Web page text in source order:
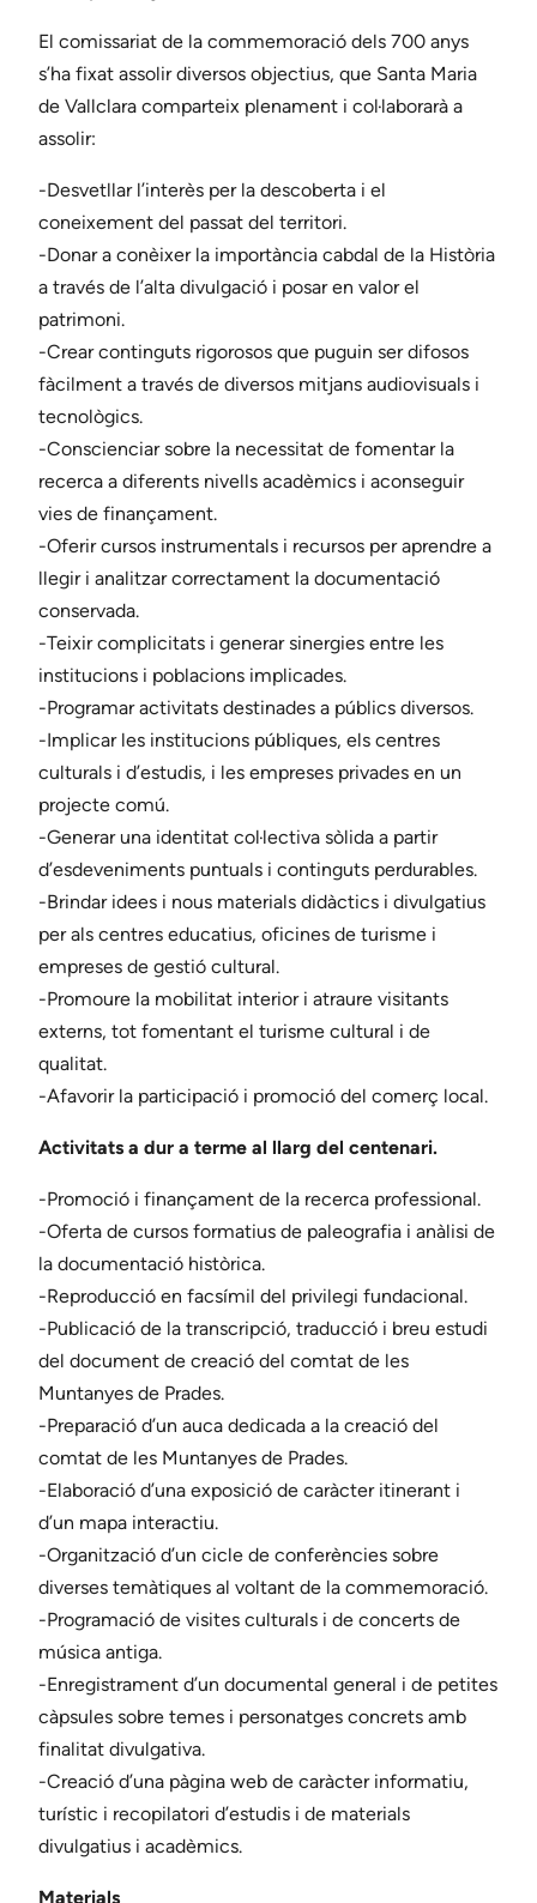
El comissariat de la commemoració dels 700 anys
s’ha fixat assolir diversos objectius, que Santa Maria
de Vallclara comparteix plenament i col·laborarà a
assolir:
-Desvetllar l’interès per la descoberta i el
coneixement del passat del territori.
-Donar a conèixer la importància cabdal de la Història
a través de l’alta divulgació i posar en valor el
patrimoni.
-Crear continguts rigorosos que puguin ser difosos
fàcilment a través de diversos mitjans audiovisuals i
tecnològics.
-Conscienciar sobre la necessitat de fomentar la
recerca a diferents nivells acadèmics i aconseguir
vies de finançament.
-Oferir cursos instrumentals i recursos per aprendre a
llegir i analitzar correctament la documentació
conservada.
-Teixir complicitats i generar sinergies entre les
institucions i poblacions implicades.
-Programar activitats destinades a públics diversos.
-Implicar les institucions públiques, els centres
culturals i d’estudis, i les empreses privades en un
projecte comú.
-Generar una identitat col·lectiva sòlida a partir
d’esdeveniments puntuals i continguts perdurables.
-Brindar idees i nous materials didàctics i divulgatius
per als centres educatius, oficines de turisme i
empreses de gestió cultural.
-Promoure la mobilitat interior i atraure visitants
externs, tot fomentant el turisme cultural i de
qualitat.
-Afavorir la participació i promoció del comerç local.
Activitats a dur a terme al llarg del centenari.
-Promoció i finançament de la recerca professional.
-Oferta de cursos formatius de paleografia i anàlisi de
la documentació històrica.
-Reproducció en facsímil del privilegi fundacional.
-Publicació de la transcripció, traducció i breu estudi
del document de creació del comtat de les
Muntanyes de Prades.
-Preparació d’un auca dedicada a la creació del
comtat de les Muntanyes de Prades.
-Elaboració d’una exposició de caràcter itinerant i
d’un mapa interactiu.
-Organització d’un cicle de conferències sobre
diverses temàtiques al voltant de la commemoració.
-Programació de visites culturals i de concerts de
música antiga.
-Enregistrament d’un documental general i de petites
càpsules sobre temes i personatges concrets amb
finalitat divulgativa.
-Creació d’una pàgina web de caràcter informatiu,
turístic i recopilatori d’estudis i de materials
divulgatius i acadèmics.
Materials